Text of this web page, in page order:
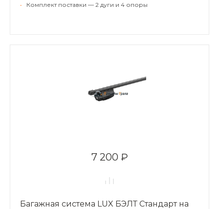
•
Комплект поставки — 2 дуги и 4 опоры
7 200 ₽
Багажная система LUX БЭЛТ Стандарт на